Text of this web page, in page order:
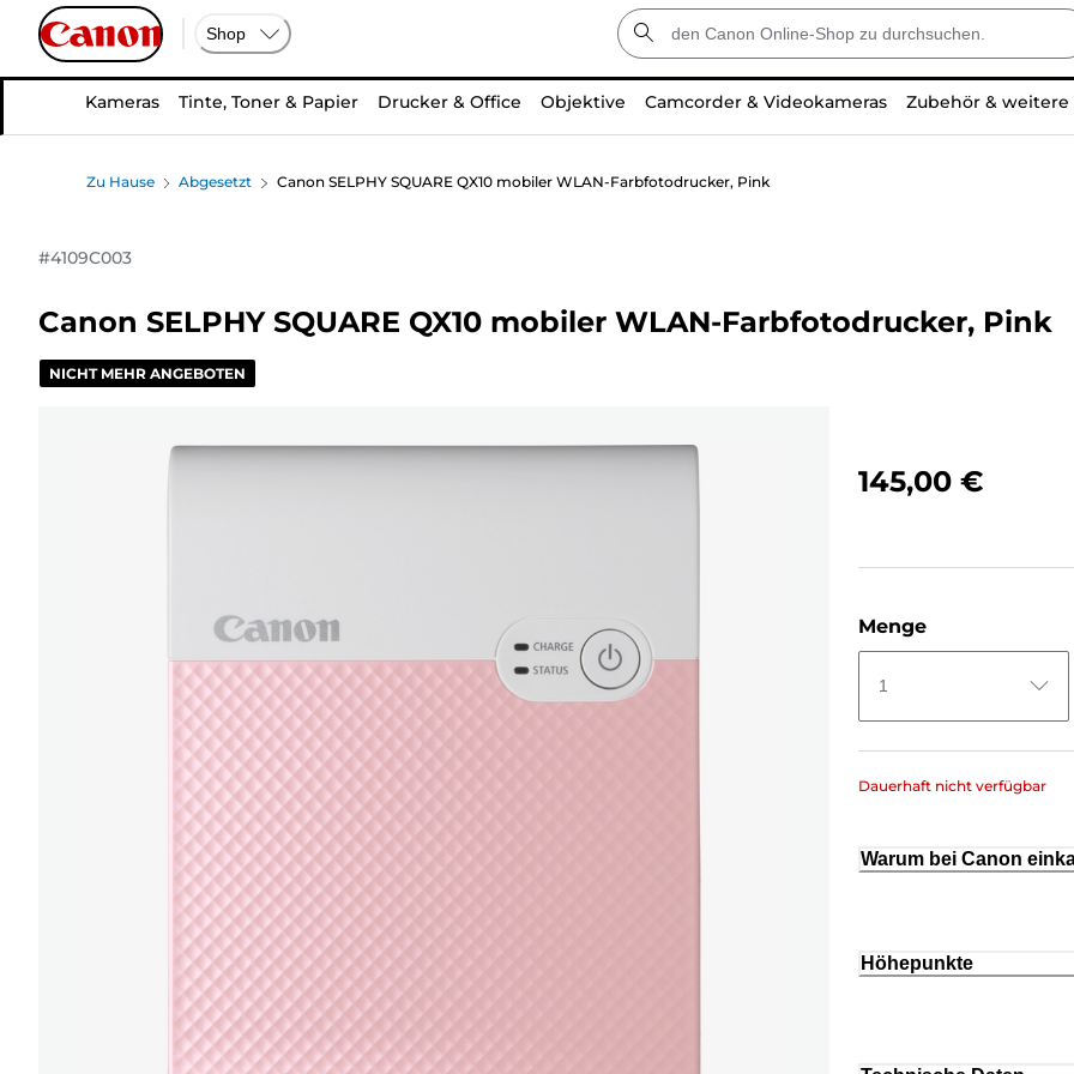
Shop
Kameras Tinte, Toner & Papier Drucker & Office Objektive Camcorder & Videokameras Zubehör &
Zu Hause Abgesetzt Canon SELPHY SQUARE QX10 mobiler WLAN-Farbfotodrucker, Pink
#4109C003
Canon SELPHY SQUARE QX10 mobiler WLAN-Farbfotodrucker, Pink
NICHT MEHR ANGEBOTEN
145,00 €
Menge
1
Dauerhaft nicht verfügbar
Warum bei Canon
Höhepunkte